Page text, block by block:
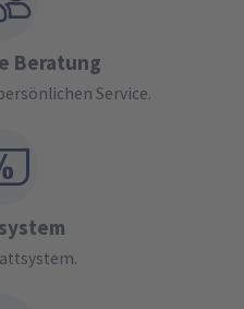
Beratung
Service.